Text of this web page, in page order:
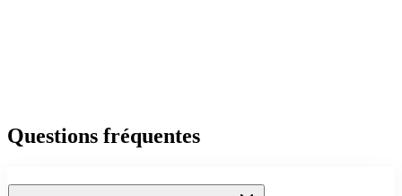
Questions fréquentes